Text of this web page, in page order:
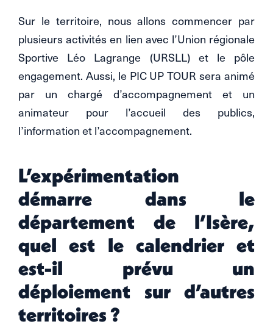
Sur le territoire, nous allons commencer par
plusieurs activités en lien avec l’Union régionale
Sportive Léo Lagrange (URSLL) et le pôle
engagement. Aussi, le PIC UP TOUR sera animé
par un chargé d’accompagnement et un
animateur pour l’accueil des publics,
l’information et l’accompagnement.
L’expérimentation
démarre dans le
département de l’Isère,
quel est le calendrier et
est-il prévu un
déploiement sur d’autres
territoires ?